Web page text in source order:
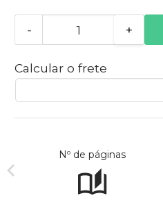
- +
Calcular o frete
Nº de páginas